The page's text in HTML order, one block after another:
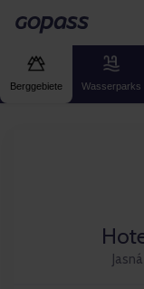
Gopass
Berggebiete Wasserparks